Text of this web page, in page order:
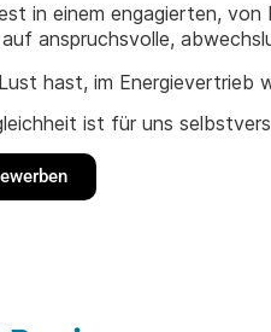
in einem engagierten,
anspruchsvolle,
hast, im Energievertrieb
ist für uns